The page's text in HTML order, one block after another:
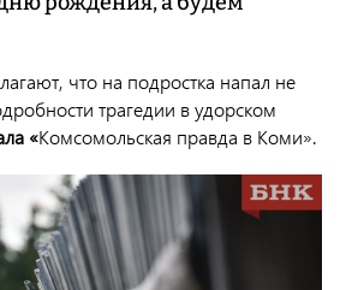
что на подростка напал не
трагедии в удорском
«Комсомольская правда в Коми».